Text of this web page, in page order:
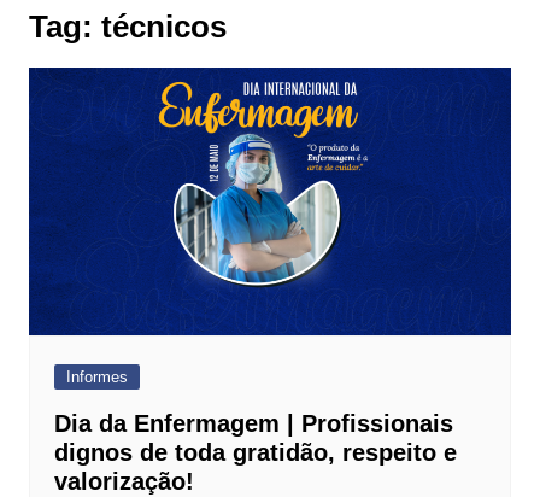
Tag: técnicos
Informes
Dia da Enfermagem | Profissionais
dignos de toda gratidão, respeito e
valorização!